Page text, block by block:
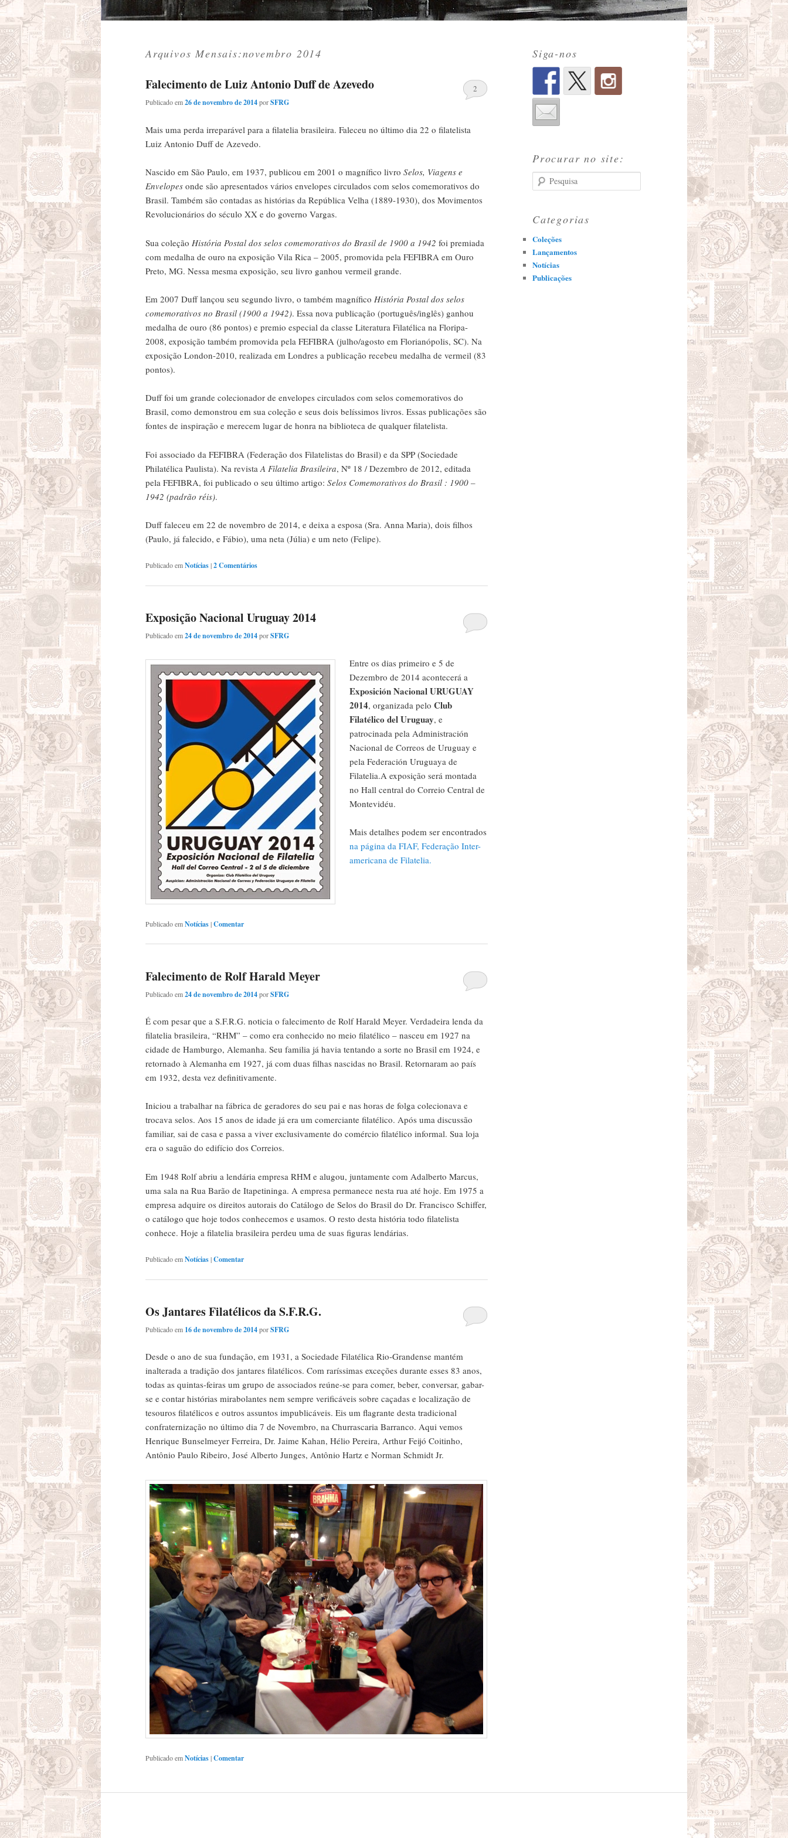
Arquivos Mensais:novembro 2014
Falecimento de Luiz Antonio Duff de Azevedo
Publicado em26 de novembro de 2014porSFRG
2
Mais uma perda irreparável para a filatelia brasileira. Faleceu no último dia 22 o filatelista
Luiz Antonio Duff de Azevedo.
Nascido em São Paulo, em 1937, publicou em 2001 o magnífico livro Selos, Viagens e
Envelopes onde são apresentados vários envelopes circulados com selos comemorativos do
Brasil. Também são contadas as histórias da República Velha (1889-1930), dos Movimentos
Revolucionários do século XX e do governo Vargas.
Sua coleção História Postal dos selos comemorativos do Brasil de 1900 a 1942 foi premiada
com medalha de ouro na exposição Vila Rica – 2005, promovida pela FEFIBRA em Ouro
Preto, MG. Nessa mesma exposição, seu livro ganhou vermeil grande.
Em 2007 Duff lançou seu segundo livro, o também magnífico História Postal dos selos
comemorativos no Brasil (1900 a 1942). Essa nova publicação (português/inglês) ganhou
medalha de ouro (86 pontos) e premio especial da classe Literatura Filatélica na Floripa-
2008, exposição também promovida pela FEFIBRA (julho/agosto em Florianópolis, SC). Na
exposição London-2010, realizada em Londres a publicação recebeu medalha de vermeil (83
pontos).
Duff foi um grande colecionador de envelopes circulados com selos comemorativos do
Brasil, como demonstrou em sua coleção e seus dois belíssimos livros. Essas publicações são
fontes de inspiração e merecem lugar de honra na biblioteca de qualquer filatelista.
Foi associado da FEFIBRA (Federação dos Filatelistas do Brasil) e da SPP (Sociedade
Philatélica Paulista). Na revista A Filatelia Brasileira, Nº 18 / Dezembro de 2012, editada
pela FEFIBRA, foi publicado o seu último artigo: Selos Comemorativos do Brasil : 1900 –
1942 (padrão réis).
Duff faleceu em 22 de novembro de 2014, e deixa a esposa (Sra. Anna Maria), dois filhos
(Paulo, já falecido, e Fábio), uma neta (Júlia) e um neto (Felipe).
Publicado emNotícias|2Comentários
Exposição Nacional Uruguay 2014
Publicado em24 de novembro de 2014porSFRG
Entre os dias primeiro e 5 de
Dezembro de 2014 acontecerá a
Exposición Nacional URUGUAY
2014, organizada peloClub
Filatélico del Uruguay, e
patrocinada pela Administración
Nacional de Correos de Uruguay e
pela Federación Uruguaya de
Filatelia.A exposição será montada
no Hall central do Correio Central de
Montevidéu.
Mais detalhes podem ser encontrados
na página da FIAF, Federação Inter-
americana de Filatelia.
Publicado emNotícias|Comentar
Falecimento de Rolf Harald Meyer
Publicado em24 de novembro de 2014porSFRG
É com pesar que a S.F.R.G. noticia o falecimento de Rolf Harald Meyer. Verdadeira lenda da
filatelia brasileira, “RHM” – como era conhecido no meio filatélico – nasceu em 1927 na
cidade de Hamburgo, Alemanha. Seu familia já havia tentando a sorte no Brasil em 1924, e
retornado à Alemanha em 1927, já com duas filhas nascidas no Brasil. Retornaram ao país
em 1932, desta vez definitivamente.
Iniciou a trabalhar na fábrica de geradores do seu pai e nas horas de folga colecionava e
trocava selos. Aos 15 anos de idade já era um comerciante filatélico. Após uma discussão
familiar, sai de casa e passa a viver exclusivamente do comércio filatélico informal. Sua loja
era o saguão do edifício dos Correios.
Em 1948 Rolf abriu a lendária empresa RHM e alugou, juntamente com Adalberto Marcus,
uma sala na Rua Barão de Itapetininga. A empresa permanece nesta rua até hoje. Em 1975 a
empresa adquire os direitos autorais do Catálogo de Selos do Brasil do Dr. Francisco Schiffer,
o catálogo que hoje todos conhecemos e usamos. O resto desta história todo filatelista
conhece. Hoje a filatelia brasileira perdeu uma de suas figuras lendárias.
Publicado emNotícias|Comentar
Os Jantares Filatélicos da S.F.R.G.
Publicado em 16 de novembro de 2014porSFRG
Desde o ano de sua fundação, em 1931, a Sociedade Filatélica Rio-Grandense mantém
inalterada a tradição dos jantares filatélicos. Com raríssimas exceções durante esses 83 anos,
todas as quintas-feiras um grupo de associados reúne-se para comer, beber, conversar, gabar-
se e contar histórias mirabolantes nem sempre verificáveis sobre caçadas e localização de
tesouros filatélicos e outros assuntos impublicáveis. Eis um flagrante desta tradicional
confraternização no último dia 7 de Novembro, na Churrascaria Barranco. Aqui vemos
Henrique Bunselmeyer Ferreira, Dr. Jaime Kahan, Hélio Pereira, Arthur Feijó Coitinho,
Antônio Paulo Ribeiro, José Alberto Junges, Antônio Hartz e Norman Schmidt Jr.
Publicado emNotícias|Comentar
Siga-nos
Procurar no site:
Pesquisa
Categorias
Coleções
Lançamentos
Notícias
Publicações